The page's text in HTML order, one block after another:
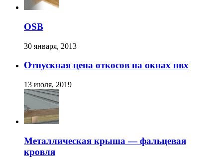
OSB
30 января, 2013
Отпускная цена откосов на окнах пвх
13 июля, 2019
Металлическая крыша — фальцевая
кровля